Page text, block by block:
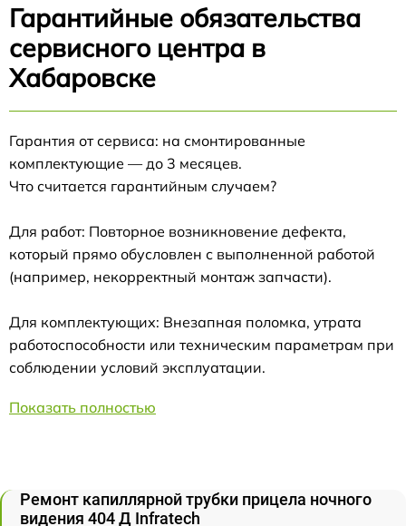
Гарантийные обязательства
сервисного центра в
Хабаровске
Гарантия от сервиса: на смонтированные
комплектующие — до 3 месяцев.
Что считается гарантийным случаем?
Для работ: Повторное возникновение дефекта,
который прямо обусловлен с выполненной работой
(например, некорректный монтаж запчасти).
Для комплектующих: Внезапная поломка, утрата
работоспособности или техническим параметрам при
соблюдении условий эксплуатации.
Показать полностью
Ремонт капиллярной трубки прицела ночного
видения 404 Д Infratech